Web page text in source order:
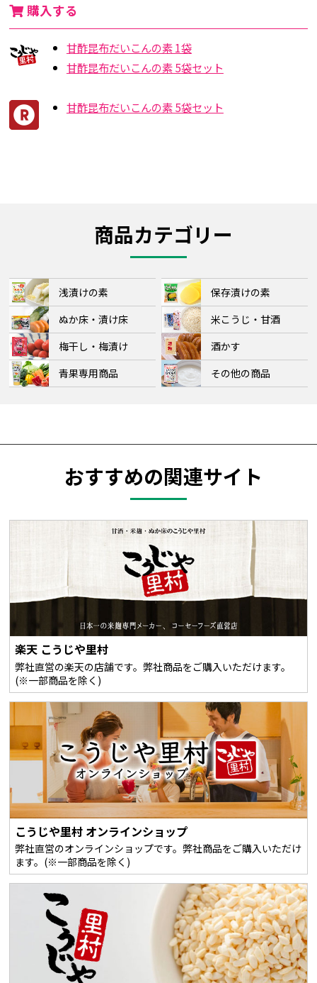
購入する
甘酢昆布だいこんの素 1袋
甘酢昆布だいこんの素 5袋セット
甘酢昆布だいこんの素 5袋セット
商品カテゴリー
浅漬けの素
保存漬けの素
ぬか床・漬け床
米こうじ・甘酒
梅干し・梅漬け
酒かす
青果専用商品
その他の商品
おすすめの関連サイト
楽天 こうじや里村
弊社直営の楽天の店舗です。弊社商品をご購入いただけます。
(※一部商品を除く)
こうじや里村 オンラインショップ
弊社直営のオンラインショップです。弊社商品をご購入いただけ
ます。(※一部商品を除く)